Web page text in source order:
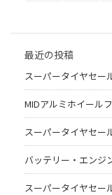
最近の投稿
スーパータイヤセー
MIDアルミホイール
スーパータイヤセー
バッテリー・エンジ
スーパータイヤセー